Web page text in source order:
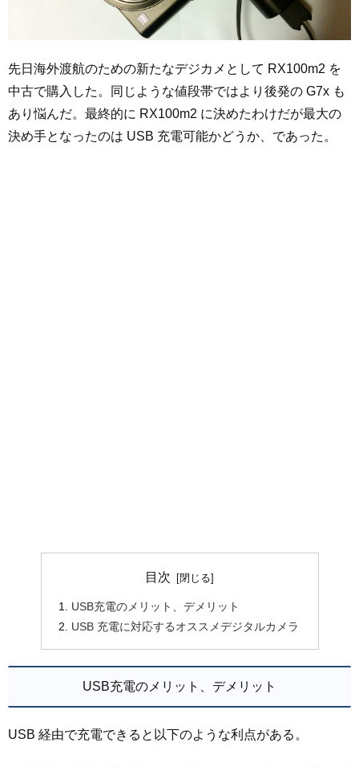
先日海外渡航のための新たなデジカメとして RX100m2 を
中古で購入した。同じような値段帯ではより後発の G7x も
あり悩んだ。最終的に RX100m2 に決めたわけだが最大の
決め手となったのは USB 充電可能かどうか、であった。
目次
USB充電のメリット、デメリット
USB 充電に対応するオススメデジタルカメラ
USB充電のメリット、デメリット
USB 経由で充電できると以下のような利点がある。